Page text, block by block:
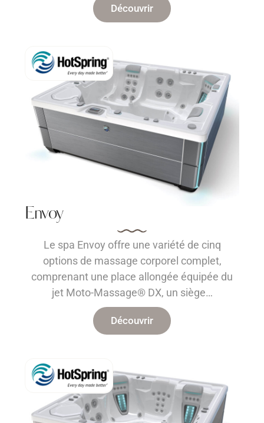
Découvrir
Envoy
Le spa Envoy offre une variété de cinq
options de massage corporel complet,
comprenant une place allongée équipée du
jet Moto-Massage® DX, un siège…
Découvrir